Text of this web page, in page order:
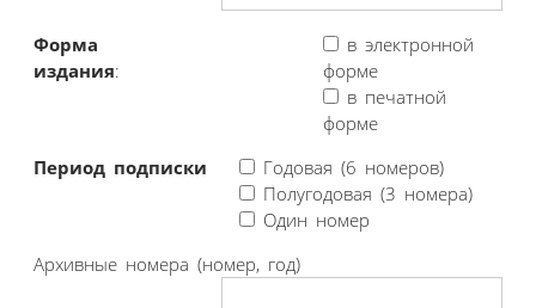
Форма
издания:
в электронной
форме
в печатной
форме
Период подписки
Годовая (6 номеров)
Полугодовая (3 номера)
Один номер
Архивные номера (номер, год)